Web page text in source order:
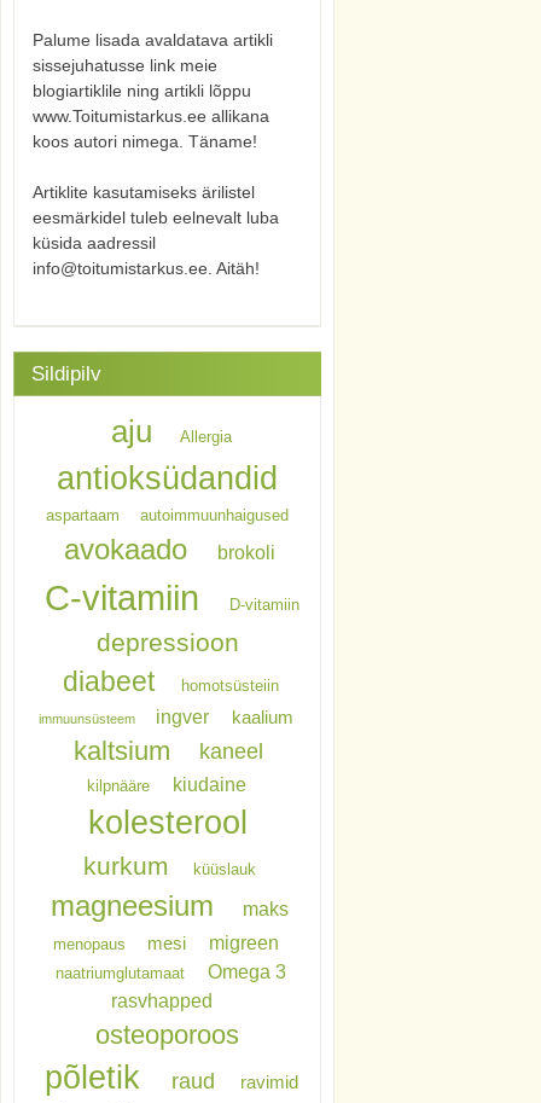
Palume lisada avaldatava artikli
sissejuhatusse link meie
blogiartiklile ning artikli lõppu
www.Toitumistarkus.ee allikana
koos autori nimega. Täname!
Artiklite kasutamiseks ärilistel
eesmärkidel tuleb eelnevalt luba
küsida aadressil
info@toitumistarkus.ee. Aitäh!
Sildipilv
aju Allergia
antioksüdandid
aspartaam autoimmuunhaigused
avokaado brokoli
C-vitamiin D-vitamiin
depressioon
diabeet homotsüsteiin
immuunsüsteem ingver kaalium
kaltsium kaneel
kilpnääre kiudaine
kolesterool
kurkum küüslauk
magneesium maks
menopaus mesi migreen
naatriumglutamaat
Omega 3
rasvhapped
osteoporoos
põletik raud ravimid